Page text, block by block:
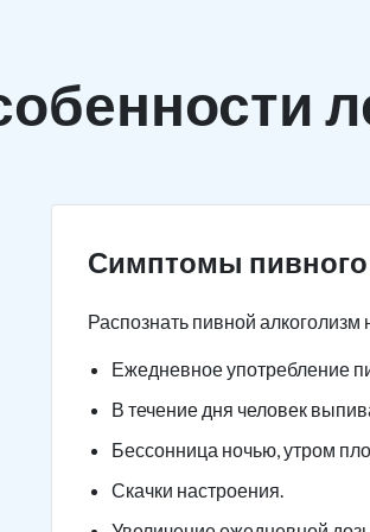
Симптомы пивного
Распознать пивной
Ежедневное употребление
В течение дня человек
Бессонница ночью, утром
Скачки настроения.